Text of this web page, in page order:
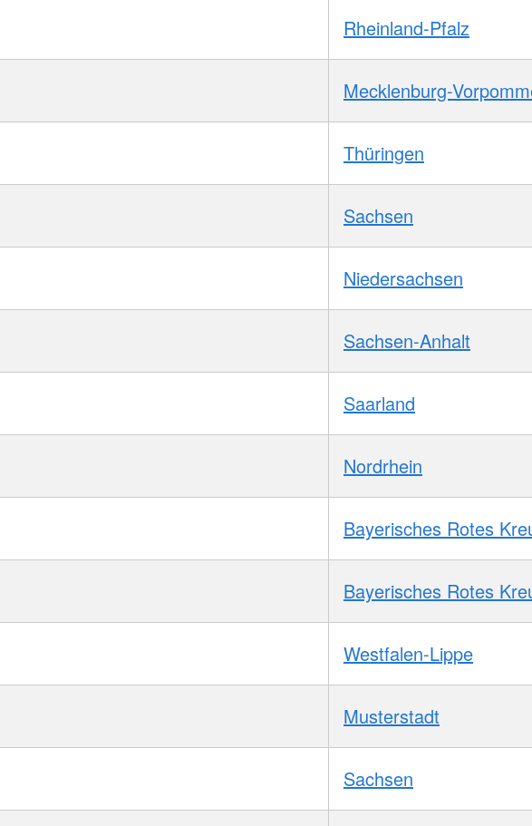
Rheinland-Pfalz
Mecklenburg-
Thüringen
Sachsen
Niedersachsen
Sachsen-Anhalt
Saarland
Nordrhein
Bayerisches Rotes
Bayerisches Rotes
Westfalen-Lippe
Musterstadt
Sachsen